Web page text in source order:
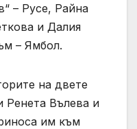
– Русе, Райна
и Далия
– Ямбол.
на двете
Ренета Вълева и
им към